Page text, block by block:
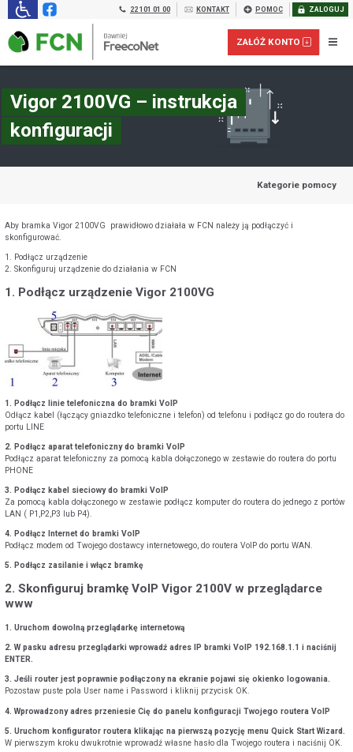
22 101 01 00 KONTAKT POMOC ZALOGUJ
ZAŁÓŻ KONTO
Załóż konto prepaid dla FIRM:
POKAŻ WSZYSTKIE ZGODY
ZAŁÓŻ KONTO
Vigor 2100VG – instrukcja
konfiguracji
Kategorie pomocy
Aby bramka Vigor 2100VG prawidłowo działała w FCN należy ją podłączyć i
skonfigurować.
1. Podłącz urządzenie
2. Skonfiguruj urządzenie do działania w FCN
1. Podłącz urządzenie Vigor 2100VG
1. Podłącz linie telefoniczna do bramki VoIP
Odłącz kabel (łączący gniazdko telefoniczne i telefon) od telefonu i podłącz go do routera do
portu LINE
2. Podłącz aparat telefoniczny do bramki VoIP
Podłącz aparat telefoniczny za pomocą kabla dołączonego w zestawie do routera do portu
PHONE
3. Podłącz kabel sieciowy do bramki VoIP
Za pomocą kabla dołączonego w zestawie podłącz komputer do routera do jednego z portów
LAN ( P1,P2,P3 lub P4).
4. Podłącz Internet do bramki VoIP
Podłącz modem od Twojego dostawcy internetowego, do routera VoIP do portu WAN.
5. Podłącz zasilanie i włącz bramkę
2. Skonfiguruj bramkę VoIP Vigor 2100V w przeglądarce
www
1. Uruchom dowolną przeglądarkę internetową
2. W pasku adresu przeglądarki wprowadź adres IP bramki VoIP 192.168.1.1 i naciśnij
ENTER.
3. Jeśli router jest poprawnie podłączony na ekranie pojawi się okienko logowania.
Pozostaw puste pola User name i Password i kliknij przycisk OK.
4. Wprowadzony adres przeniesie Cię do panelu konfiguracji Twojego routera VoIP
5. Uruchom konfigurator routera klikając na pierwszą pozycję menu Quick Start Wizard.
W pierwszym kroku dwukrotnie wprowadź własne hasło dla Twojego routera i naciśnij OK.